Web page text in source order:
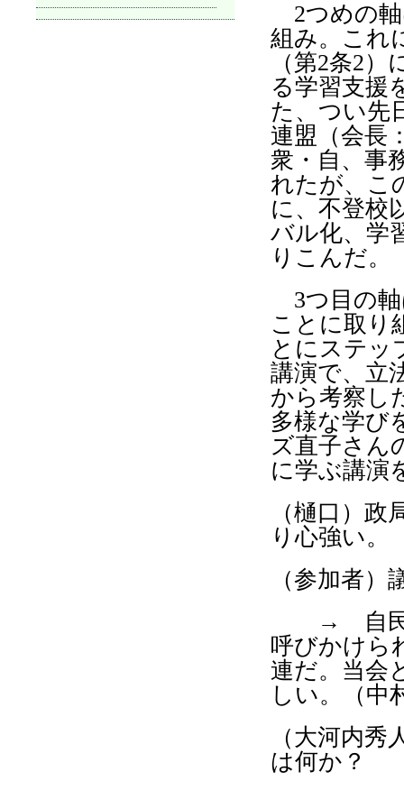
2つめの
組み。これ
（第2条2）
る学習支援
た、つい先
連盟（会長
衆・自、事
れたが、こ
に、不登校
バル化、学
りこんだ。
3つ目の
ことに取り
とにステッ
講演で、立
から考察し
多様な学び
ズ直子さん
に学ぶ講演
（樋口）
り心強い。
（参加者
→ 自民・
呼びかけら
連だ。当会
しい。（中
（大河内秀
は何か？